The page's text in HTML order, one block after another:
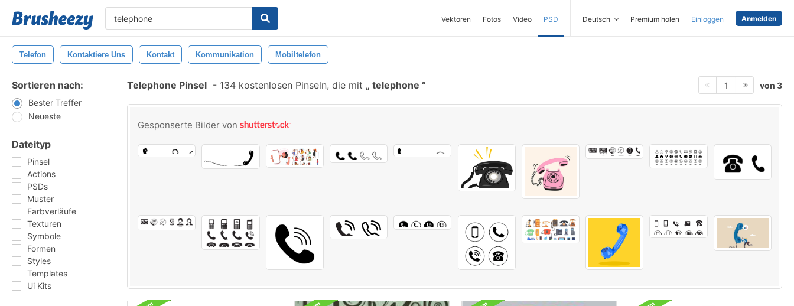
Vektoren Fotos Video PSD Deutsch Premium holen Einloggen Anmelden
Telefon Kontaktiere Uns Kontakt Kommunikation Mobiltelefon
Sortieren nach:
Bester Treffer
Neueste
Dateityp
Pinsel
Actions
PSDs
Muster
Farbverläufe
Texturen
Symbole
Formen
Styles
Templates
Ui Kits
Telephone Pinsel - 134 kostenlosen Pinseln, die mit telephone 1 von 3
Gesponserte Bilder von